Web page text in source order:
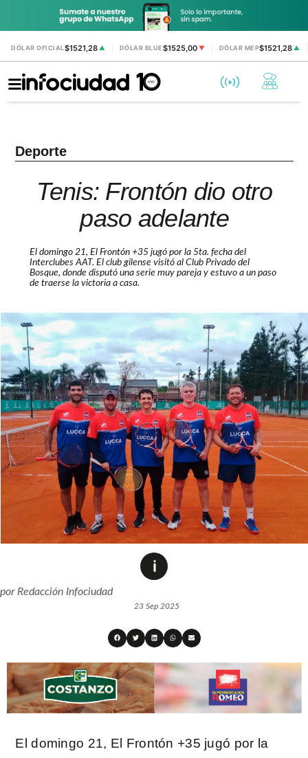
DÓLAR OFICIAL$1521,28 ▲ DÓLAR BLUE$1525,00 ▼ DÓLAR MEP$1521,28▲
Deporte
Tenis: Frontón dio otro
paso adelante
El domingo 21, El Frontón +35 jugó por la 5ta. fecha del
Interclubes AAT. El club gilense visitó al Club Privado del
Bosque, donde disputó una serie muy pareja y estuvo a un paso
de traerse la victoria a casa.
porRedacción Infociudad
23 Sep 2025
El domingo 21, El Frontón +35 jugó por la